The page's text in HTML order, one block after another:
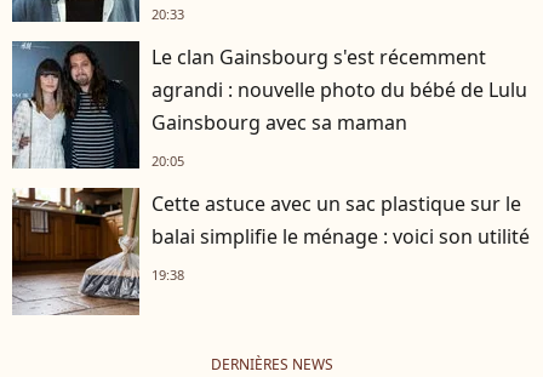
20:33
Le clan Gainsbourg s'est récemment
agrandi : nouvelle photo du bébé de Lulu
Gainsbourg avec sa maman
20:05
Cette astuce avec un sac plastique sur le
balai simplifie le ménage : voici son utilité
19:38
DERNIÈRES NEWS